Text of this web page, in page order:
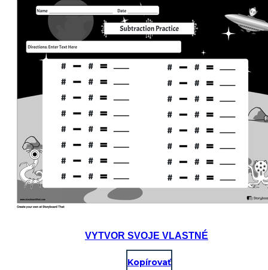
VYTVOR SVOJE VLASTNÉ
Kopírovať